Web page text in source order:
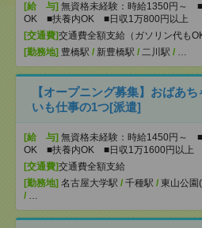
[給 与] 無資格未経験：時給1350円～
OK ■扶養内OK ■日収1万800円以上
[交通費]交通費全額支給（ガソリン代も
[勤務地] 豊橋駅 / 新豊橋駅 / 二川駅 / …
【オープニング募集】おばあ
いも仕事の1つ[派遣]
[給 与] 無資格未経験：時給1450円～
OK ■扶養内OK ■日収1万1600円以上
[交通費]交通費全額支給
[勤務地] 名古屋大学駅 / 千種駅 / 東山公園
/ …